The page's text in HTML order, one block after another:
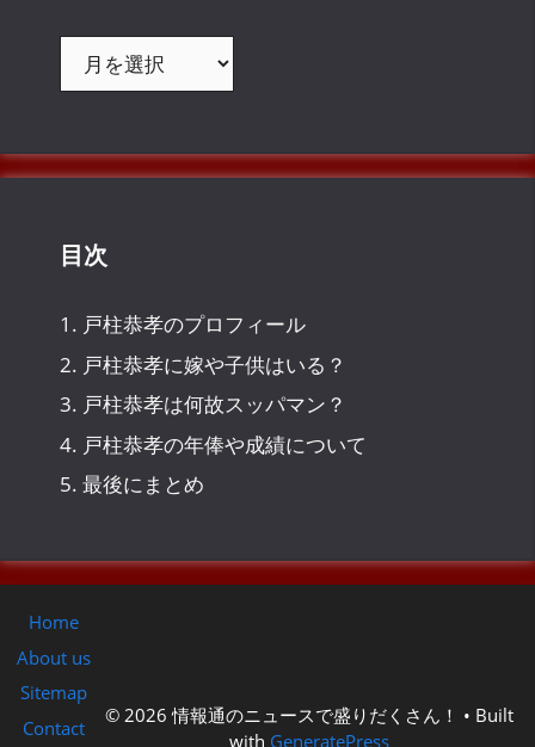
ブ
目次
1. 戸柱恭孝のプロフィール
2. 戸柱恭孝に嫁や子供はいる？
3. 戸柱恭孝は何故スッパマン？
4. 戸柱恭孝の年俸や成績について
5. 最後にまとめ
Home
About us
Sitemap
Contact
© 2026 情報通のニュースで盛りだくさん！ • Built
with GeneratePress